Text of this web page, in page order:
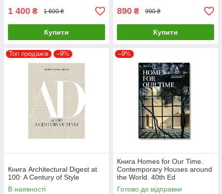
1 400 ₴ 1 600 ₴
Купити
890 ₴ 990 ₴
Купити
Топ продажів –9%
Книга Architectural Digest at
100: A Century of Style
В наявності
–9%
Книга Homes for Our Time.
Contemporary Houses around
the World. 40th Ed
Готово до відправки